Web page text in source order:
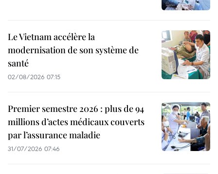
Le Vietnam accélère la
modernisation de son système de
santé
02/08/2026 07:15
Premier semestre 2026 : plus de 94
millions d’actes médicaux couverts
par l’assurance maladie
31/07/2026 07:46